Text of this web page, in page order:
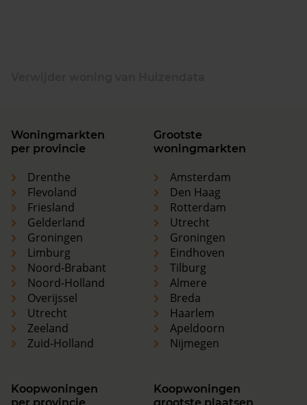
Woningmarkten
per provincie
Drenthe
Flevoland
Friesland
Gelderland
Groningen
Limburg
Noord-Brabant
Noord-Holland
Overijssel
Utrecht
Zeeland
Zuid-Holland
Grootste
woningmarkten
Amsterdam
Den Haag
Rotterdam
Utrecht
Groningen
Eindhoven
Tilburg
Almere
Breda
Haarlem
Apeldoorn
Nijmegen
Koopwoningen
Koopwoningen